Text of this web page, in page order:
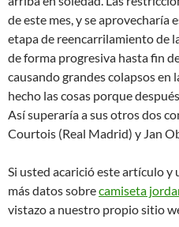
de este mes, y se aprovecharía
etapa de reencarrilamiento de
de forma progresiva hasta fin
causando grandes colapsos en
hecho las cosas porque
Así superaría a sus otros dos
Courtois (Real Madrid) y Jan
Si usted acarició este artículo
más datos sobrecamiseta
vistazo a nuestro propio sitio